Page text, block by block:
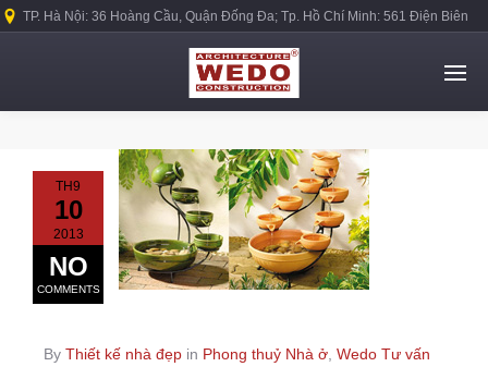
TP. Hà Nội: 36 Hoàng Cầu, Quận Đống Đa; Tp. Hồ Chí Minh: 561 Điện Biên
TH9
10
2013
NO
COMMENTS
By Thiết kế nhà đẹp in Phong thuỷ Nhà ở Wedo Tư vấn